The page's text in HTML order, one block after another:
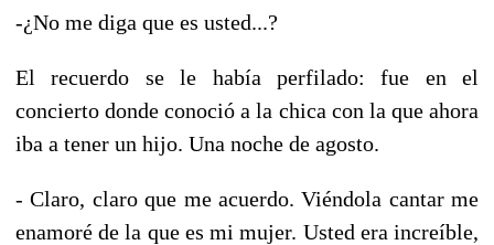
-¿No me diga que es usted...?
El recuerdo se le había perfilado: fue en el
concierto donde conoció a la chica con la que ahora
iba a tener un hijo. Una noche de agosto.
- Claro, claro que me acuerdo. Viéndola cantar me
enamoré de la que es mi mujer. Usted era increíble,